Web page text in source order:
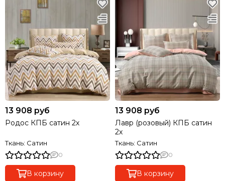
13 908 руб
Родос КПБ сатин 2х
Ткань: Сатин
0
В корзину
13 908 руб
Лавр (розовый) КПБ сатин
2х
Ткань: Сатин
0
В корзину